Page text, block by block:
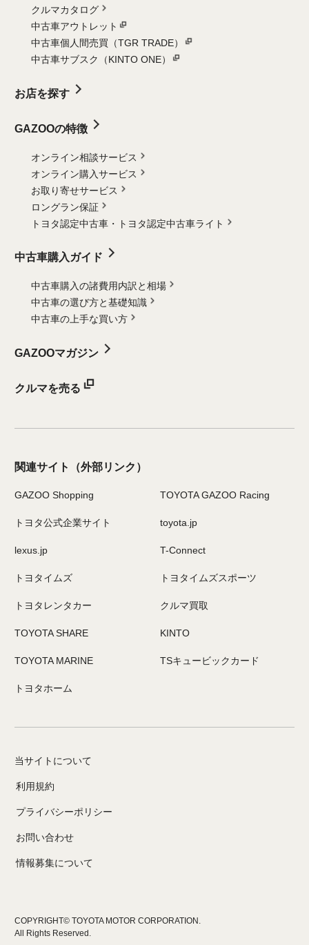
クルマカタログ
中古車アウトレット
中古車個人間売買（TGR TRADE）
中古車サブスク（KINTO ONE）
お店を探す
GAZOOの特徴
オンライン相談サービス
オンライン購入サービス
お取り寄せサービス
ロングラン保証
トヨタ認定中古車・
トヨタ認定中古車ライト
中古車購入ガイド
中古車購入の諸費用内訳と相場
中古車の選び方と基礎知識
中古車の上手な買い方
GAZOOマガジン
クルマを売る
関連サイト （外部リンク）
GAZOO Shopping TOYOTA GAZOO Racing
トヨタ公式企業サイト toyota.jp
lexus.jp T-Connect
トヨタイムズ トヨタイムズスポーツ
トヨタレンタカー クルマ買取
TOYOTA SHARE KINTO
TOYOTA MARINE TSキュービックカード
トヨタホーム
当サイトについて
利用規約
プライバシーポリシー
お問い合わせ
情報募集について
COPYRIGHT© TOYOTA MOTOR CORPORATION.
All Rights Reserved.